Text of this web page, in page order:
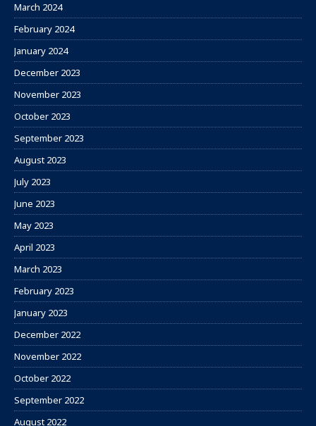
March 2024
February 2024
January 2024
December 2023
November 2023
October 2023
September 2023
August 2023
July 2023
June 2023
May 2023
April 2023
March 2023
February 2023
January 2023
December 2022
November 2022
October 2022
September 2022
August 2022